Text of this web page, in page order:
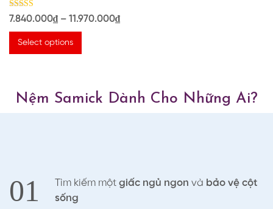
Rated
5.00
out of 5
7.840.000₫ – 11.970.000₫
Select options
Nệm Samick Dành Cho Những Ai?
01 Tìm kiếm một giấc ngủ ngon và bảo vệ cột
sống